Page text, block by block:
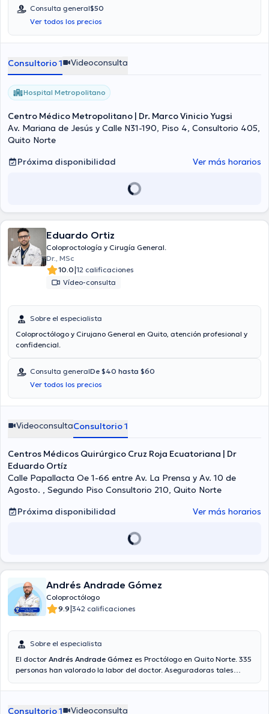
Consulta general$50
Ver todos los precios
Consultorio 1 Videoconsulta
Hospital Metropolitano
Centro Médico Metropolitano | Dr. Marco Vinicio Yugsi
Av. Mariana de Jesús y Calle N31-190, Piso 4, Consultorio 405,
Quito Norte
Próxima disponibilidad
Ver más horarios
Eduardo Ortiz
Coloproctología y Cirugía General.
Dr., MSc
10.0|12 calificaciones
Vídeo-consulta
Sobre el especialista
Coloproctólogo y Cirujano General en Quito, atención profesional y
confidencial.
Consulta generalDe $40 hasta $60
Ver todos los precios
VideoconsultaConsultorio 1
Centros Médicos Quirúrgico Cruz Roja Ecuatoriana | Dr
Eduardo Ortíz
Calle Papallacta Oe 1-66 entre Av. La Prensa y Av. 10 de
Agosto. , Segundo Piso Consultorio 210, Quito Norte
Próxima disponibilidad
Ver más horarios
Andrés Andrade Gómez
Coloproctólogo
9.9|342 calificaciones
Sobre el especialista
El doctor Andrés Andrade Gómez es Proctólogo en Quito Norte. 335
personas han valorado la labor del doctor. Aseguradoras tales
Prepagada, Saludsa son aceptadas.
Consultorio 1 Videoconsulta